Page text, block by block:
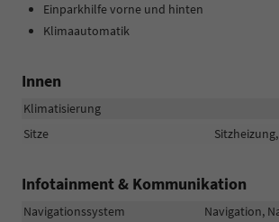
Einparkhilfe vorne und hinten
Klimaautomatik
Innen
Klimatisierung
Sitze
Infotainment & Kommunikation
Navigationssystem
Navigation,